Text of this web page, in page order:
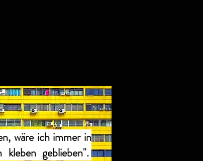
wäre ich immer in
kleben geblieben".